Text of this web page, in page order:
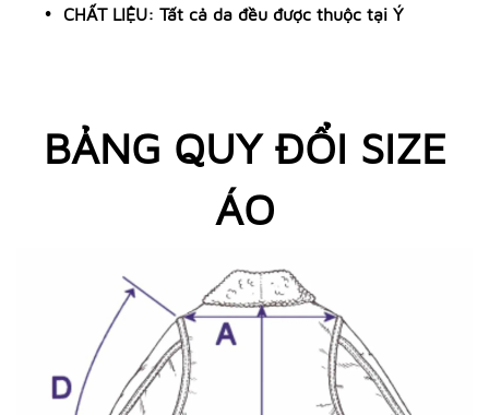
CHẤT LIỆU: Tất cả da đều được thuộc tại Ý
BẢNG QUY ĐỔI SIZE
ÁO